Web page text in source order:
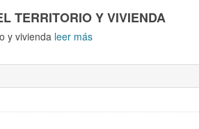
TERRITORIO Y VIVIENDA
y vivienda leer más